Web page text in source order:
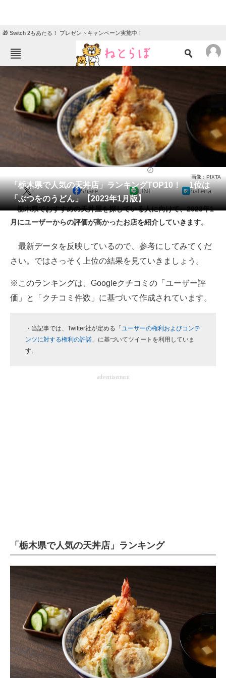
🎁 Switch 2もあたる！ プレゼントキャンペーン実施中！
ニュース
エンタメ クイズ
グルメ 地域
教育・育児
リサーチ
会員記事
メディア
注目記事を集めた総合ページ
ITの今と未来を見通す
ビジネスと働き方のヒント
エレクトロニクス専門サイト
エネルギーの専門メディア
建設×テクノロジーの最前線
ちょっと気になるネットの話題
「栃木県で人気の天丼店」ランキングTOP10！ 1位は
「ぶつをのうどん」【2023年1月版】
画像：PIXTA
X Share LINE hatena
栃木県でおすすめの天丼屋を探している人に向けて、2023年1
月にユーザーからの評価が高かったお店を紹介していきます。
最新データを反映しているので、参考にしてみてくだ
さい。ではさっそく上位の結果を見ていきましょう。
※このランキングは、Googleクチコミの「ユーザー評
価」と「クチコミ件数」に基づいて作成されています。
・当記事では、Twitter社が定める「 ユーザーの権利およびコンテ
ンツに対する権利の許諾 」に基づいてツイートを利用していま
す。
advertisement
「栃木県で人気の天丼店」ランキング